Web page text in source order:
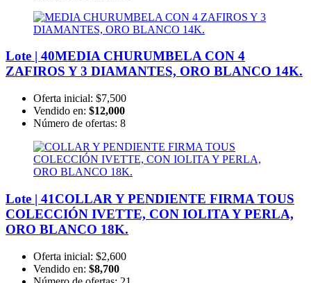
Lote | 40MEDIA CHURUMBELA CON 4
ZAFIROS Y 3 DIAMANTES, ORO BLANCO 14K.
Oferta inicial: $7,500
Vendido en: $12,000
Número de ofertas: 8
Lote | 41COLLAR Y PENDIENTE FIRMA TOUS
COLECCIÓN IVETTE, CON IOLITA Y PERLA,
ORO BLANCO 18K.
Oferta inicial: $2,600
Vendido en: $8,700